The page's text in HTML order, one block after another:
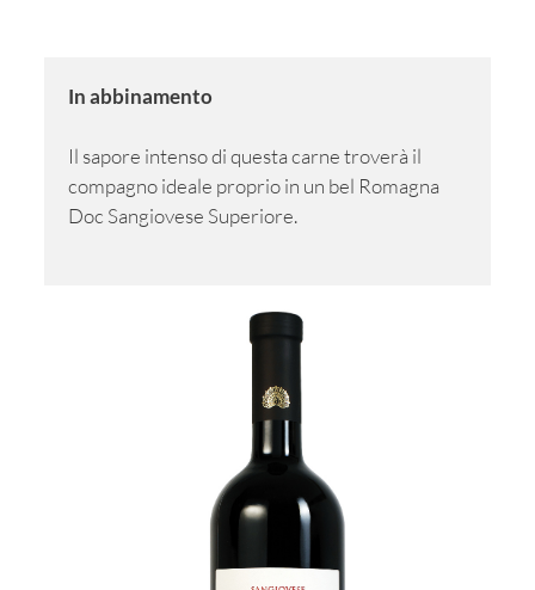
In abbinamento
Il sapore intenso di questa carne troverà il
compagno ideale proprio in un bel Romagna
Doc Sangiovese Superiore.